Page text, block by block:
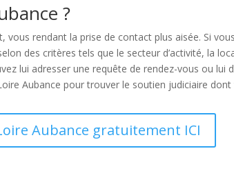
?
rendant la prise de contact plus aisée. Si
des critères tels que le secteur d’activité, la
lui adresser une requête de rendez-vous ou lui
Aubance pour trouver le soutien judiciaire
Aubance gratuitement ICI